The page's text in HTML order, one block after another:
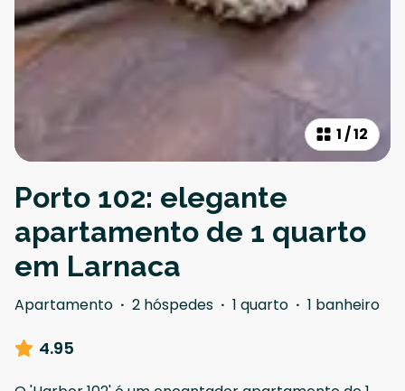
1 /12
Porto 102: elegante
apartamento de 1 quarto
em Larnaca
Apartamento · 2 hóspedes · 1 quarto · 1 banheiro
4.95